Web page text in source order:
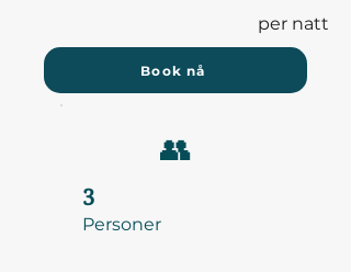
per natt
Book nå
👥
3
Personer